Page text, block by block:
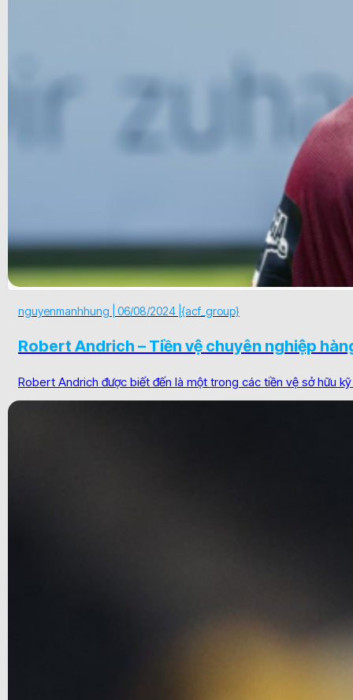
nguyenmanhhung | 06/08/2024 | {acf_group}
Robert Andrich – Tiền vệ chuyên nghiệp
Robert Andrich được biết đến là một trong các tiền vệ sở hữu